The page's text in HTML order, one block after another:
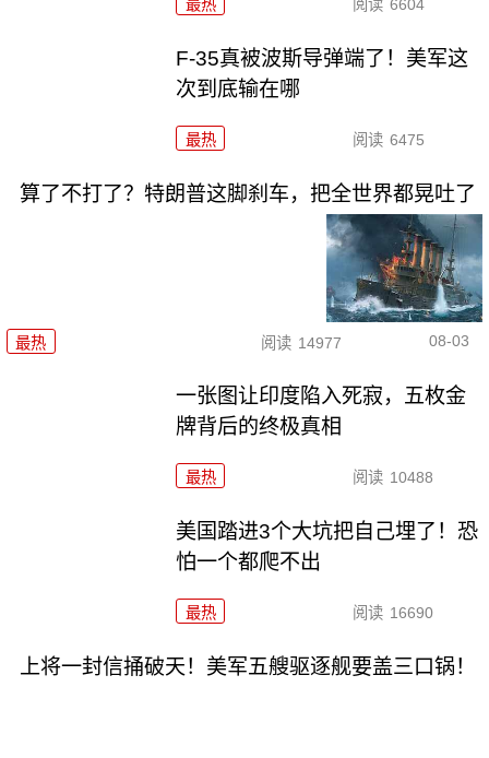
最热 阅读 6604
F-35真被波斯导弹端了！美军这
次到底输在哪
最热 阅读 6475
算了不打了？特朗普这脚刹车，把全世界都晃吐了
最热 阅读 14977 08-03
一张图让印度陷入死寂，五枚金
牌背后的终极真相
最热 阅读 10488
美国踏进3个大坑把自己埋了！恐
怕一个都爬不出
最热 阅读 16690
上将一封信捅破天！美军五艘驱逐舰要盖三口锅！